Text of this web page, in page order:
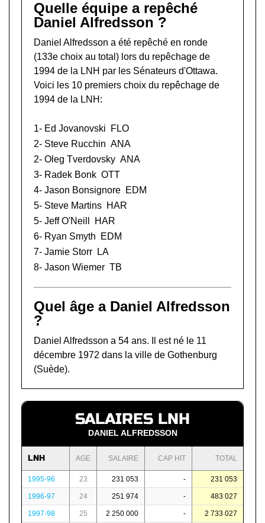
Quelle équipe a repêché
Daniel Alfredsson ?
Daniel Alfredsson a été repêché en ronde
(133e choix au total) lors du repêchage de
1994 de la LNH par les Sénateurs d'Ottawa.
Voici les 10 premiers choix du repêchage de
1994 de la LNH:
1- Ed Jovanovski
FLO
2- Steve Rucchin ANA
2- Oleg Tverdovsky ANA
3- Radek Bonk OTT
4- Jason Bonsignore EDM
5- Steve Martins HAR
5- Jeff O'Neill
HAR
6- Ryan Smyth
EDM
7- Jamie Storr
LA
8- Jason Wiemer TB
Quel âge a Daniel Alfredsson
?
Daniel Alfredsson a 54 ans. Il est né le 11
décembre 1972 dans la ville de Gothenburg
(Suède).
SALAIRES LNH
DANIEL ALFREDSSON
LNH AGE SALAIRE CAP HIT TOTAL
1995-96 23 231 053 - 231 053
1996-97 24 251 974 - 483 027
1997-98 25 2 250 000 - 2 733 027